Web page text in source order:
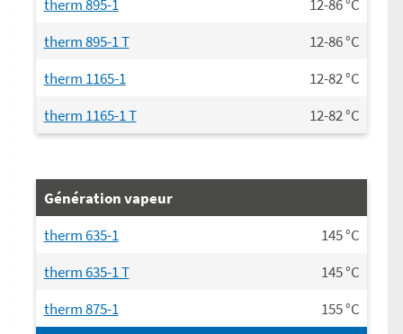
therm 895-1
12-86°C
therm 895-1 T
12-86°C
therm 1165-1
12-82°C
therm 1165-1 T
12-82°C
Génération vapeur
therm 635-1
145°C
therm 635-1 T
145°C
therm 875-1
155°C